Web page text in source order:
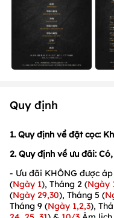
Quy định
1. Quy định về đặt cọc:
2. Quy định về ưu đãi:
- Ưu đãi KHÔNG được
(Ngày 1), Tháng 2 (Ngày
(Ngày 29,30), Tháng 5 (
Tháng 9 (Ngày 1,2,3),